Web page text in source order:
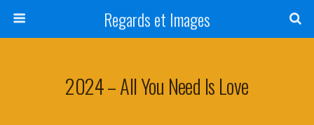
Regards et Images
2024 – All You Need Is Love